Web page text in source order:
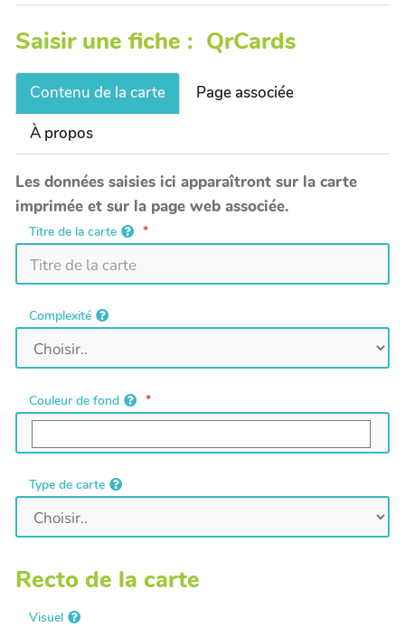
Saisir une fiche : QrCards
Contenu de la carte
Page associée
À propos
Les données saisies ici apparaîtront sur la carte
imprimée et sur la page web associée.
Titre de la carte
Complexité
Couleur de fond
Type de carte
Recto de la carte
Visuel